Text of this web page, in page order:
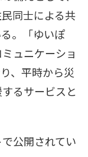
同士による共
。「ゆいぽ
ュニケーショ
、平時から災
るサービスと
公開されてい